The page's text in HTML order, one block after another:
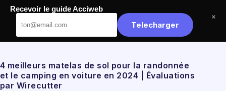
Passer
contenu
4 meilleurs matelas de sol pour la randonnée
et le camping en voiture en 2024 | Évaluations
par Wirecutter
Recevoir le guide Acciweb
Telecharger
×